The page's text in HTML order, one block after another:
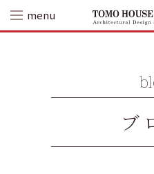
content
menu
ブ